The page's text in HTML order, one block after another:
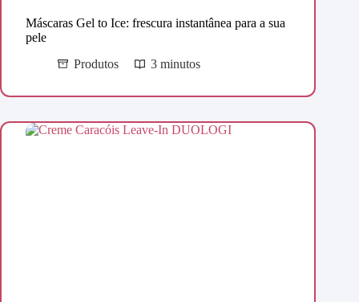
Máscaras Gel to Ice: frescura instantânea para a sua
pele
Produtos
3 minutos